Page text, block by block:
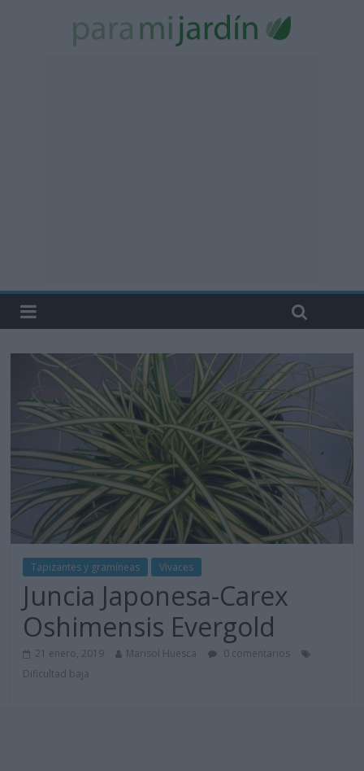
Tapizantes y gramíneas Vivaces
Juncia Japonesa-Carex
Oshimensis Evergold
21 enero, 2019 Marisol Huesca
0 comentarios
Dificultad baja